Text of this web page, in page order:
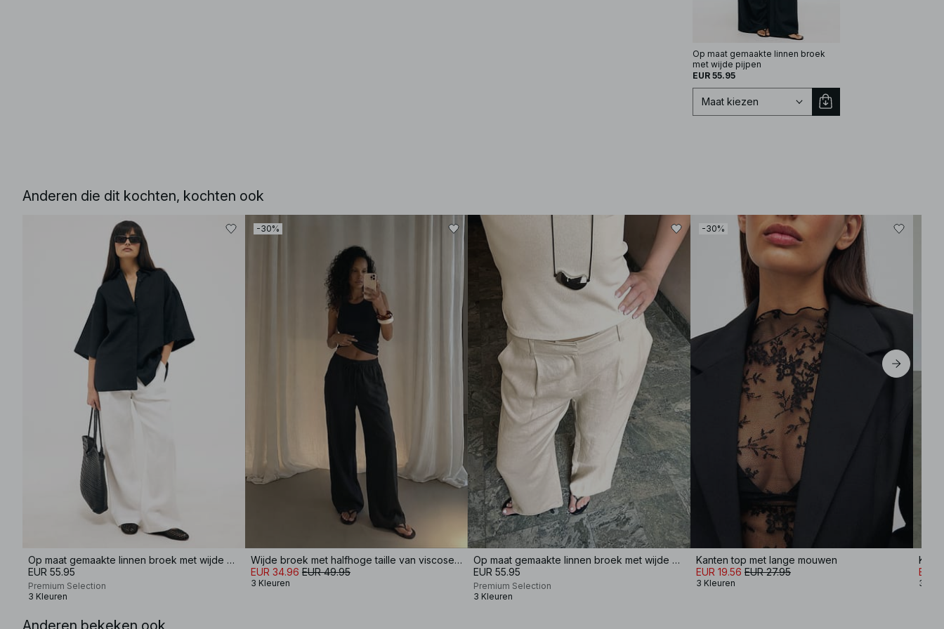
Op maat gemaakte linnen broek
met wijde pijpen
EUR 55.95
EU 42
Maat kiezen
Anderen die dit kochten, kochten ook
Op maat gemaakte linnen broek met wijde pijpen
EUR 55.95
Premium Selection
3 Kleuren
-30%
Wijde broek met halfhoge taille van viscosemix
EUR 34.96 EUR 49.95
3 Kleuren
Op maat gemaakte linnen broek met wijde pijpen
EUR 55.95
Premium Selection
3 Kleuren
-30%
Kanten top met lange mouwen
EUR 19.56 EUR 27.95
3 Kleuren
EUR
3
Anderen bekeken ook